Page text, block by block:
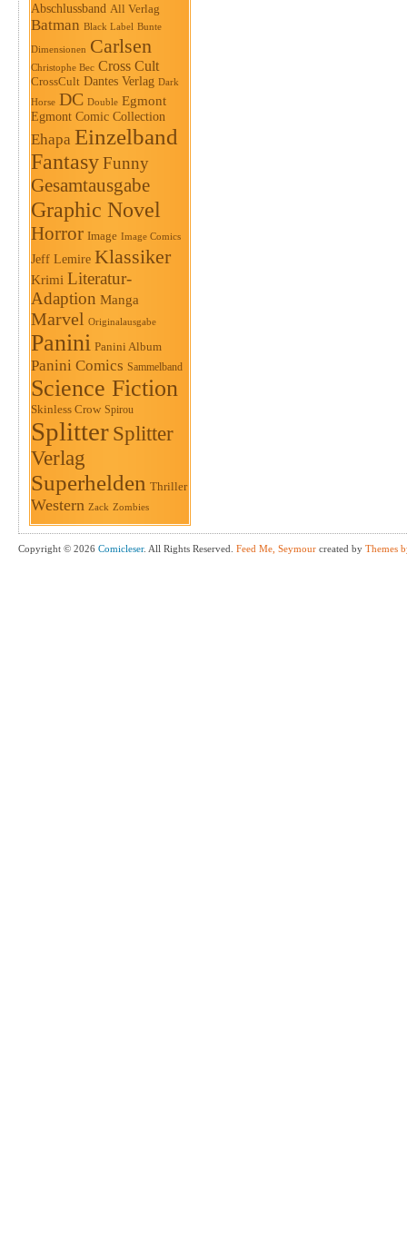
Abschlussband All Verlag
Batman Black Label Bunte
Dimensionen Carlsen
Christophe Bec Cross Cult
CrossCult Dantes Verlag Dark
Horse DC Double Egmont
Egmont Comic Collection
Ehapa Einzelband
FantasyFunny
Gesamtausgabe
Graphic Novel
Horror Image Image Comics
Jeff Lemire Klassiker
Krimi Literatur-
Adaption Manga
Marvel Originalausgabe
Panini Panini Album
Panini Comics Sammelband
Science Fiction
Skinless Crow Spirou
Splitter Splitter
Verlag
Superhelden Thriller
Western Zack Zombies
Copyright © 2026 Comicleser. All Rights Reserved. Feed Me, Seymour created by Themes